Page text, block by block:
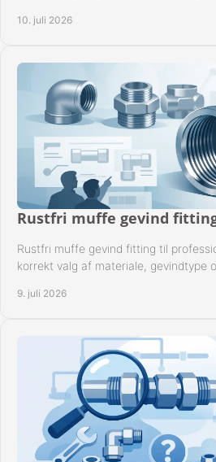
10. juli 2026
Rustfri muffe gevind
Rustfri muffe gevind fitting til
korrekt valg af materiale, gevindtype
9. juli 2026